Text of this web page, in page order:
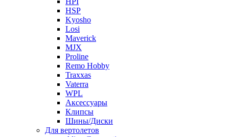
HSP
Kyosho
Losi
Maverick
MJX
Proline
Remo Hobby
Traxxas
Vaterra
WPL
Аксессуары
Клипсы
Шины/Диски
Для вертолетов